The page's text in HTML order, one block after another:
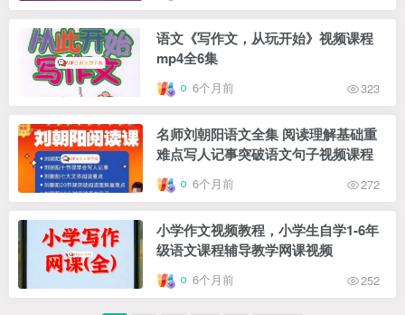
语文《写作文，从玩开始》视频课程
mp4全6集
6个月前 323
名师刘朝阳语文全集 阅读理解基础重
难点写人记事突破语文句子视频课程
6个月前 272
小学作文视频教程，小学生自学1-6年
级语文课程辅导教学网课视频
6个月前 252